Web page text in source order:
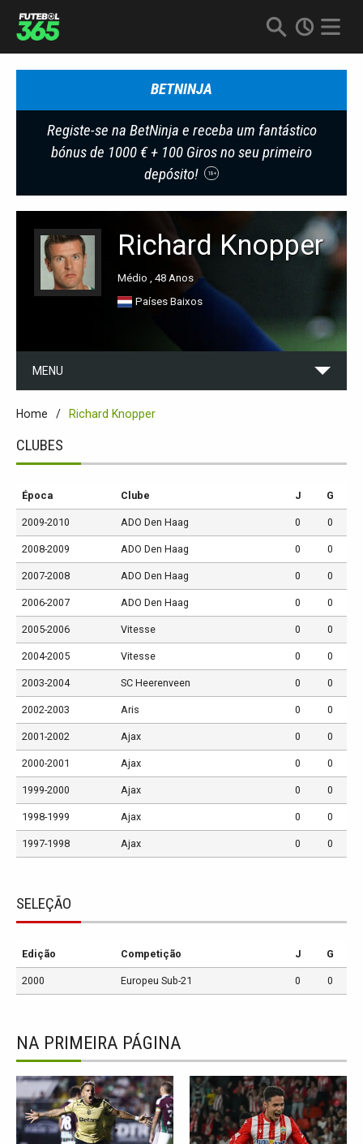
BETNINJA
Registe-se na BetNinja e receba um fantástico
bónus de 1000 € + 100 Giros no seu primeiro
depósito!
18+
Richard Knopper
Médio , 48 Anos
Países Baixos
MENU
Home Richard Knopper
CLUBES
Época Clube J G
2009-2010 ADO Den Haag 0 0
2008-2009 ADO Den Haag 0 0
2007-2008 ADO Den Haag 0 0
2006-2007 ADO Den Haag 0 0
2005-2006 Vitesse 0 0
2004-2005 Vitesse 0 0
2003-2004 SC Heerenveen 0 0
2002-2003 Aris 0 0
2001-2002 Ajax 0 0
2000-2001 Ajax 0 0
1999-2000 Ajax 0 0
1998-1999 Ajax 0 0
1997-1998 Ajax 0 0
SELEÇÃO
Edição Competição J G
2000 Europeu Sub-21 0 0
NA PRIMEIRA PÁGINA